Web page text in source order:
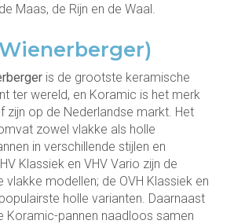
Maas, de Rijn en de Waal.
is de grootste keramische
ter wereld, en Koramic is het merk
zijn op de Nederlandse markt. Het
zowel vlakke als holle
in verschillende stijlen en
Klassiek en VHV Vario zijn de
modellen; de OVH Klassiek en
holle varianten. Daarnaast
Koramic-pannen naadloos samen